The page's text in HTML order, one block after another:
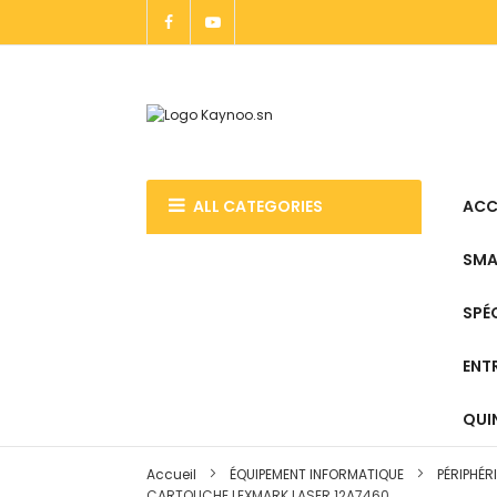
ALL CATEGORIES
Accueil ÉQUIPEMENT INFORMATIQUE